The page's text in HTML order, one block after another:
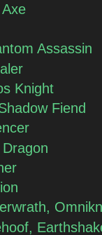
Assassin
Knight
Fiend